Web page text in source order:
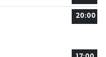
20:00